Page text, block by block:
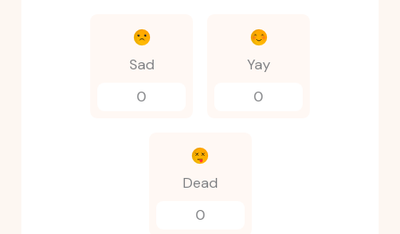
Sad
0
Yay
0
Dead
0